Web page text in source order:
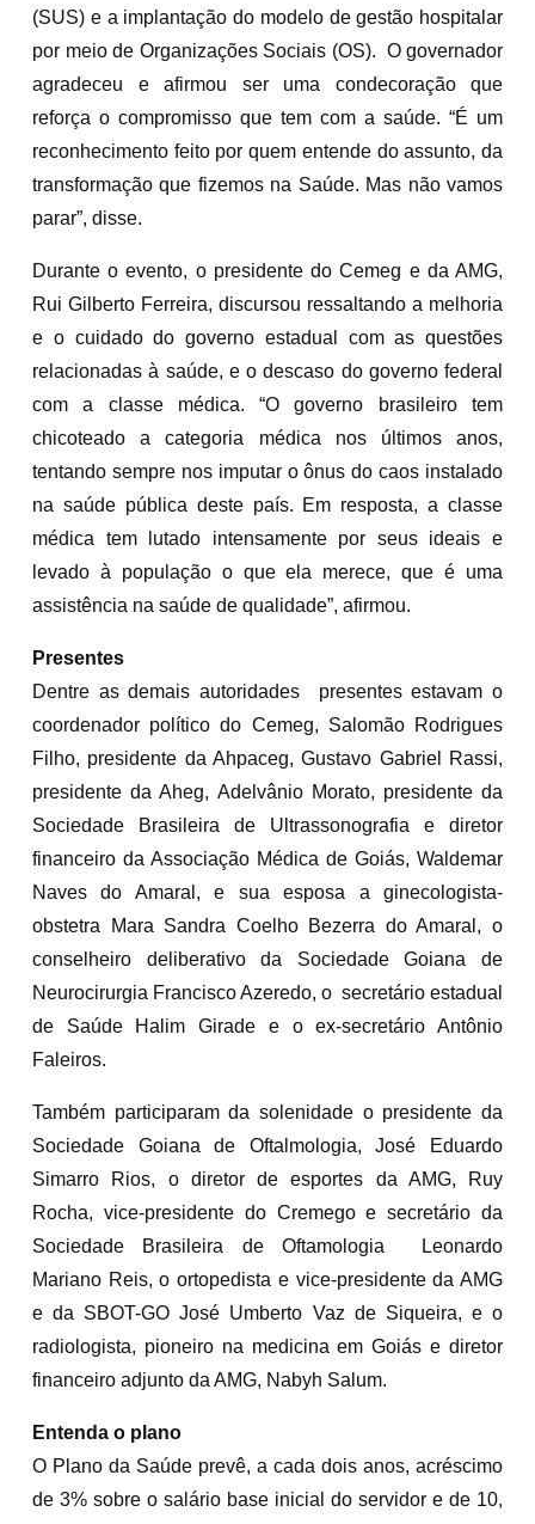
(SUS) e a implantação do modelo de gestão hospitalar
por meio de Organizações Sociais (OS). O governador
agradeceu e afirmou ser uma condecoração que
reforça o compromisso que tem com a saúde. “É um
reconhecimento feito por quem entende do assunto, da
transformação que fizemos na Saúde. Mas não vamos
parar”, disse.
Durante o evento, o presidente do Cemeg e da AMG,
Rui Gilberto Ferreira, discursou ressaltando a melhoria
e o cuidado do governo estadual com as questões
relacionadas à saúde, e o descaso do governo federal
com a classe médica. “O governo brasileiro tem
chicoteado a categoria médica nos últimos anos,
tentando sempre nos imputar o ônus do caos instalado
na saúde pública deste país. Em resposta, a classe
médica tem lutado intensamente por seus ideais e
levado à população o que ela merece, que é uma
assistência na saúde de qualidade”, afirmou.
Presentes
Dentre as demais autoridades presentes estavam o
coordenador político do Cemeg, Salomão Rodrigues
Filho, presidente da Ahpaceg, Gustavo Gabriel Rassi,
presidente da Aheg, Adelvânio Morato, presidente da
Sociedade Brasileira de Ultrassonografia e diretor
financeiro da Associação Médica de Goiás, Waldemar
Naves do Amaral, e sua esposa a ginecologista-
obstetra Mara Sandra Coelho Bezerra do Amaral, o
conselheiro deliberativo da Sociedade Goiana de
Neurocirurgia Francisco Azeredo, o secretário estadual
de Saúde Halim Girade e o ex-secretário Antônio
Faleiros.
Também participaram da solenidade o presidente da
Sociedade Goiana de Oftalmologia, José Eduardo
Simarro Rios, o diretor de esportes da AMG, Ruy
Rocha, vice-­presidente do Cremego e secretário da
Sociedade Brasileira de Oftamologia Leonardo
Mariano Reis, o ortopedista e vice-presidente da AMG
e da SBOT-GO José Umberto Vaz de Siqueira, e o
radiologista, pioneiro na medicina em Goiás e diretor
financeiro adjunto da AMG, Nabyh Salum.
Entenda o plano
O Plano da Saúde prevê, a cada dois anos, acréscimo
de 3% sobre o salário base inicial do servidor e de 10,